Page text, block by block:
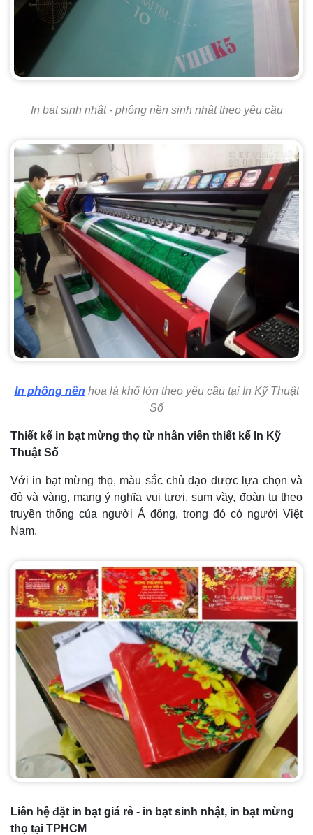
In bạt sinh nhật - phông nền sinh nhật theo yêu cầu
In phông nền hoa lá khổ lớn theo yêu cầu tại In Kỹ Thuật
Số
Thiết kế in bạt mừng thọ từ nhân viên thiết kế In Kỹ
Thuật Số
Với in bạt mừng thọ, màu sắc chủ đạo được lựa chọn và
đỏ và vàng, mang ý nghĩa vui tươi, sum vầy, đoàn tụ theo
truyền thống của người Á đông, trong đó có người Việt
Nam.
Liên hệ đặt in bạt giá rẻ - in bạt sinh nhật, in bạt mừng
thọ tại TPHCM